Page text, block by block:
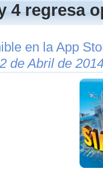
4 regresa
en la App
de Abril de